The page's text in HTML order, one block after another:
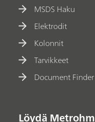
MSDS Haku
Elektrodit
Kolonnit
Tarvikkeet
Document Finder
Löydä Metrohm